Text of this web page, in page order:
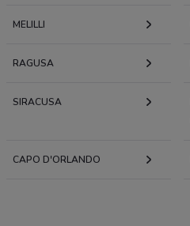
MELILLI
RAGUSA
SIRACUSA
CAPO D'ORLANDO